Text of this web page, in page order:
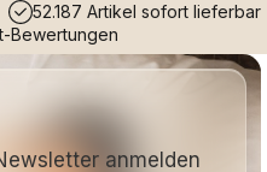
52.187 Artikel sofort lieferbar
Bewertungen
anmelden